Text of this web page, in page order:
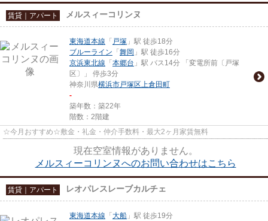
賃貸｜アパート メルスィーコリンヌ
東海道本線 「 戸塚 」駅 徒歩18分
ブルーライン 「 舞岡 」駅 徒歩16分
京浜東北線 「 本郷台 」駅 バス14分 「変電所前〔戸塚
区〕」 停歩3分
神奈川県横浜市戸塚区上倉田町
-
築年数：築22年
階数：2階建
☆今月おすすめ☆敷金・礼金・仲介手数料・最大2ヶ月家賃無料
現在空室情報がありません。
メルスィーコリンヌへのお問い合わせはこちら
賃貸｜アパート レオパレスレーブカルチェ
東海道本線 「 大船 」駅 徒歩19分